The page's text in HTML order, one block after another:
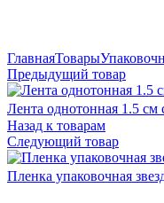
ГлавнаяТовары
Предыдущий товар
Лента однотонная 1.5 см
Назад к товарам
Следующий товар
Пленка упаковочная